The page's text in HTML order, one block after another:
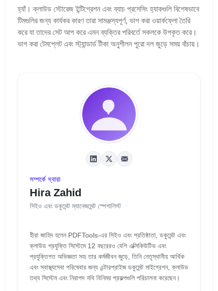
হ্যাঁ। ক্লাউড স্টোরেজ ইন্টিগ্রেশন এবং ব্যাচ প্রসেসিং হ্যাকগুলি বিশেষভাবে
টিমগুলির জন্য কার্যকর কারণ তারা সামঞ্জস্যপূর্ণ, ভাগ করা ওয়ার্কফ্লো তৈরি
করে যা তাদের সেট আপ করে এমন ব্যক্তির পরিবর্তে সকলকে উপকৃত করে।
ভাগ করা টেমপ্লেট এবং স্ট্যান্ডার্ড টীকা অনুশীলন পুরো দল জুড়ে সময় বাঁচায়।
সম্পর্কে দ্বারা
Hira Zahid
সিইও এবং ডকুমেন্ট ম্যানেজমেন্ট স্পেশালিস্ট
হীরা জাহিদ হলেন PDFTools-এর সিইও এবং প্রতিষ্ঠাতা, ডকুমেন্ট এবং
ক্লাউড প্রযুক্তি সিস্টেমে 12 বছরেরও বেশি এক্সিকিউটিভ এবং
প্রযুক্তিগত অভিজ্ঞতা সহ৷ তার কর্মজীবন জুড়ে, তিনি নেতৃস্থানীয় আর্থিক
এবং স্বাস্থ্যসেবা পরিষেবার জন্য এন্টারপ্রাইজ ডকুমেন্ট মাইগ্রেশন, ক্লাউড
তথ্য সিস্টেম এবং নিরাপদ নথি বিনিময় প্রকল্পগুলি পরিচালনা করেছেন।